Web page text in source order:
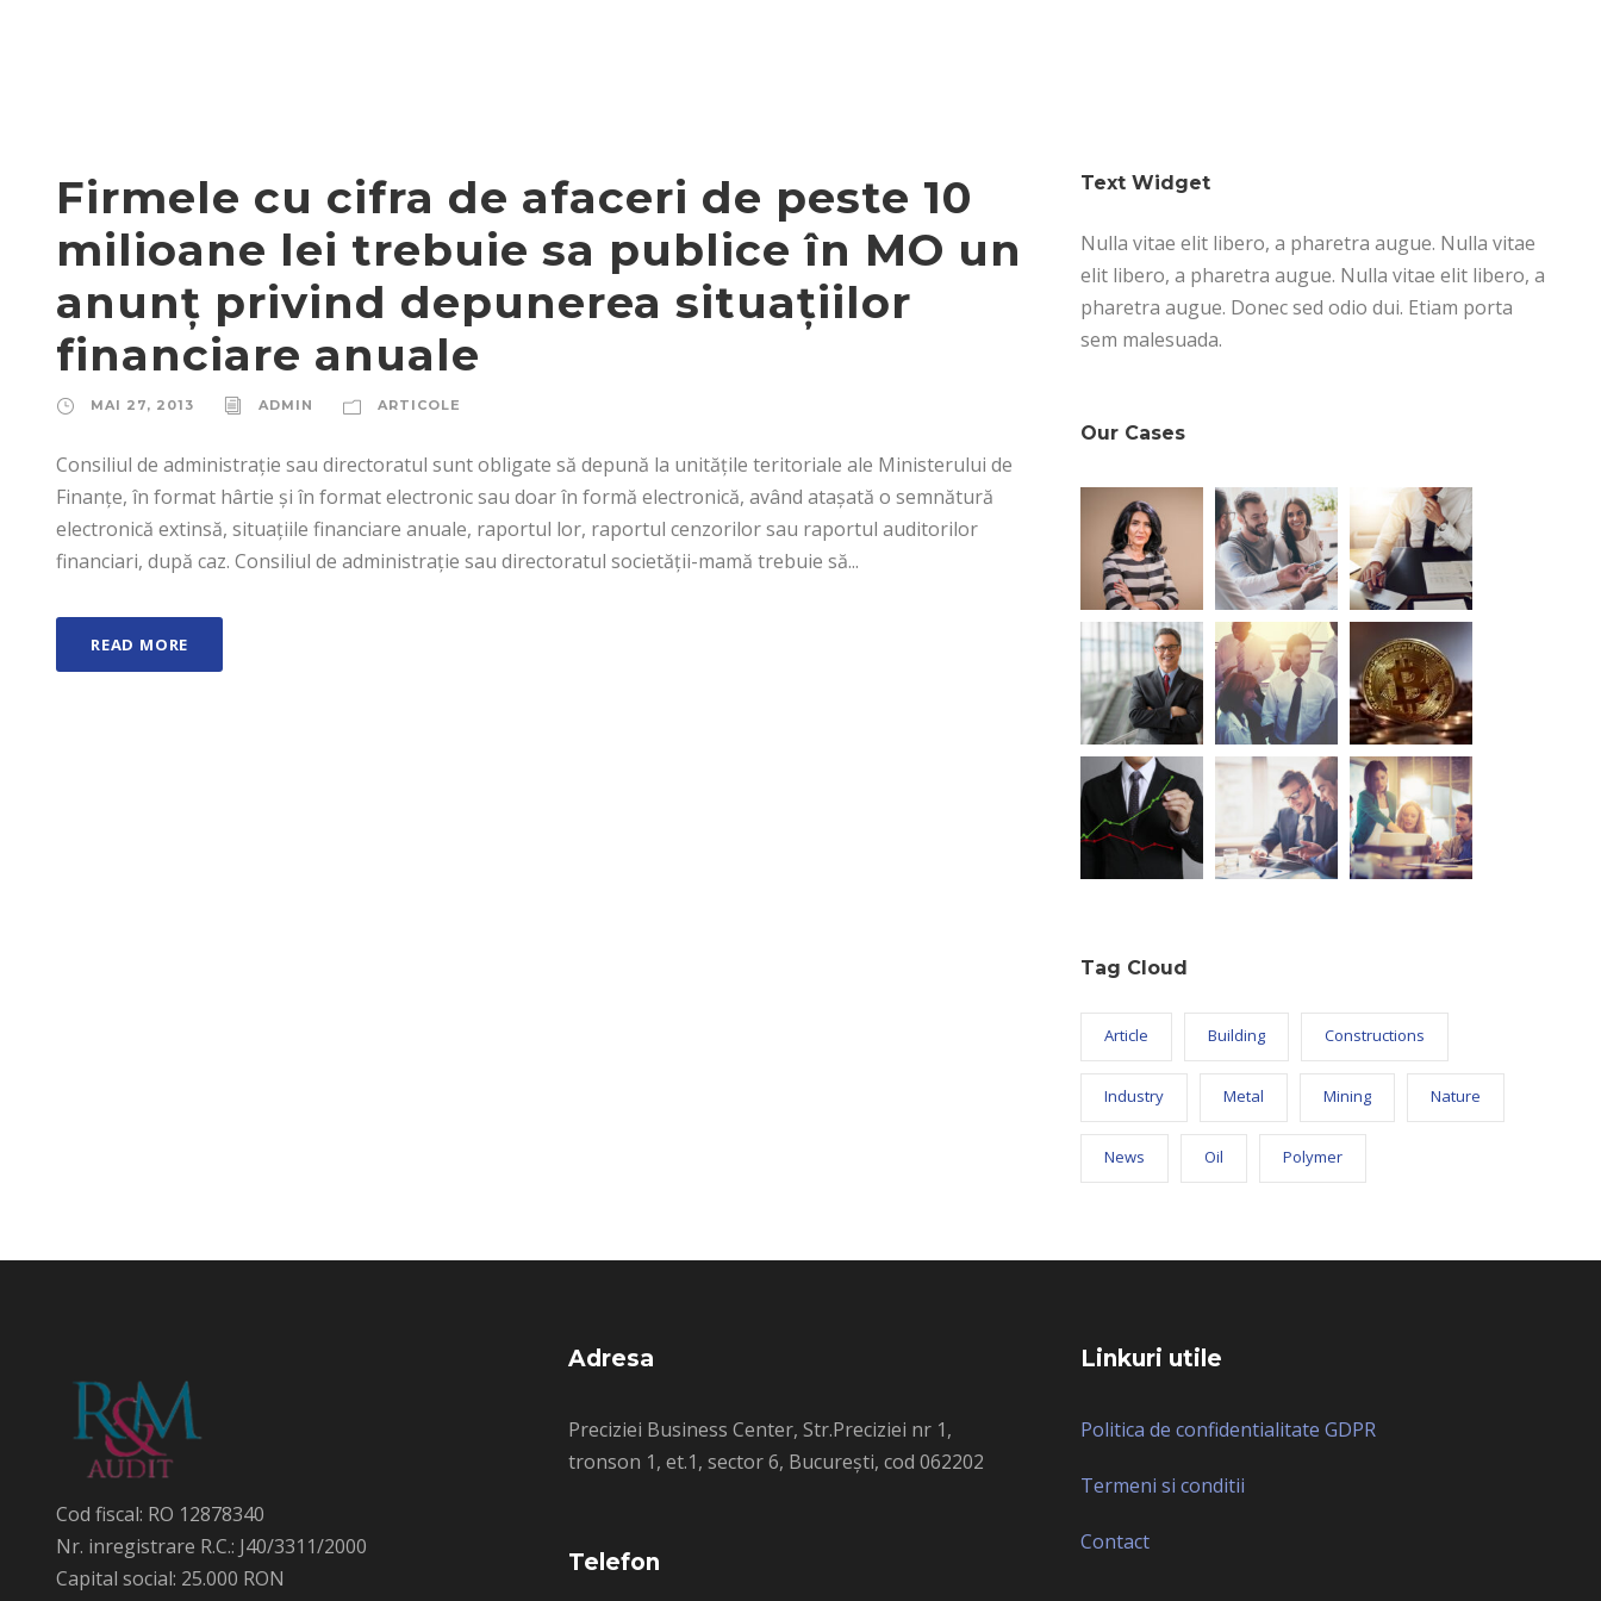
Firmele cu cifra de afaceri de peste 10
milioane lei trebuie sa publice în MO un
anunţ privind depunerea situaţiilor
financiare anuale
MAI 27, 2013 ADMIN ARTICOLE
Consiliul de administraţie sau directoratul sunt obligate să depună la unităţile teritoriale ale Ministerului de
Finanţe, în format hârtie şi în format electronic sau doar în formă electronică, având ataşată o semnătură
electronică extinsă, situaţiile financiare anuale, raportul lor, raportul cenzorilor sau raportul auditorilor
financiari, după caz. Consiliul de administraţie sau directoratul societăţii-mamă trebuie să...
READ MORE
Text Widget
Nulla vitae elit libero, a pharetra augue. Nulla vitae
elit libero, a pharetra augue. Nulla vitae elit libero, a
pharetra augue. Donec sed odio dui. Etiam porta
sem malesuada.
Our Cases
Tag Cloud
Article Building Constructions
Industry Metal Mining Nature
News Oil Polymer
Cod fiscal: RO 12878340
Nr. inregistrare R.C.: J40/3311/2000
Capital social: 25.000 RON
Adresa
Preciziei Business Center, Str.Preciziei nr 1,
tronson 1, et.1, sector 6, București, cod 062202
Telefon
Linkuri utile
Politica de confidentialitate GDPR
Termeni si conditii
Contact